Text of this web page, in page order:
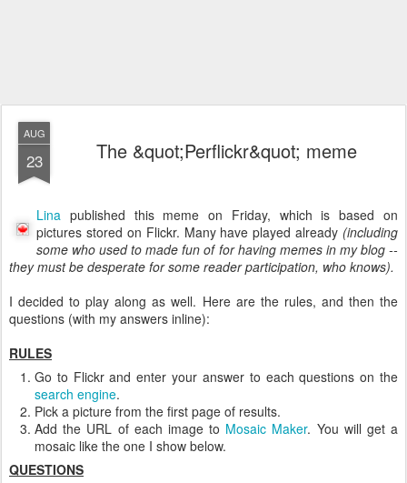
AUG
23 The &quot;Perflickr&quot; meme
Lina published this meme on Friday, which is based on
pictures stored on Flickr. Many have played already (including
some who used to made fun of for having memes in my blog --
they must be desperate for some reader participation, who knows).
I decided to play along as well. Here are the rules, and then the
questions (with my answers inline):
RULES
Go to Flickr and enter your answer to each questions on the
search engine.
Pick a picture from the first page of results.
Add the URL of each image to Mosaic Maker. You will get a
mosaic like the one I show below.
QUESTIONS